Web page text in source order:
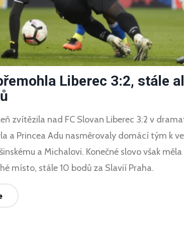
Liberec 3:2, stále
zvítězila nad FC Slovan Liberec 3:2 v
a Princea Adu nasměrovaly domácí tým k
a Michalovi. Konečné slovo však
místo, stále 10 bodů za Slavií Praha.